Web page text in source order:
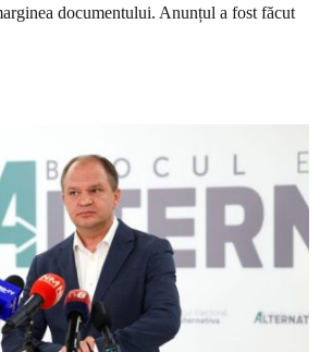
documentului. Anunțul a fost făcut